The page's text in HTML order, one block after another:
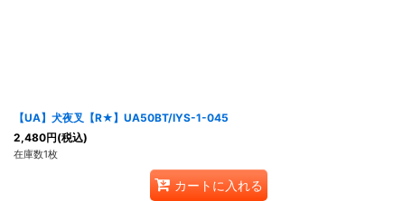
【UA】犬夜叉【R★】UA50BT/IYS-1-045
2,480円(税込)
在庫数1枚
カートに入れる